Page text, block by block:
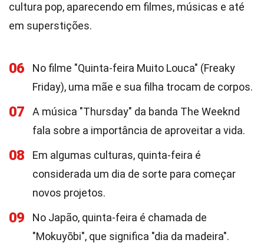
cultura pop, aparecendo em filmes, músicas e até
em superstições.
06
No filme "Quinta-feira Muito Louca" (Freaky
Friday), uma mãe e sua filha trocam de corpos.
07
A música "Thursday" da banda The Weeknd
fala sobre a importância de aproveitar a vida.
08
Em algumas culturas, quinta-feira é
considerada um dia de sorte para começar
novos projetos.
09
No Japão, quinta-feira é chamada de
"Mokuyōbi", que significa "dia da madeira".